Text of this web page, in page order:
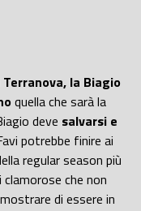
Terranova, la Biagio
quella che sarà la
deve salvarsi e
potrebbe finire ai
regular season più
che non
di essere in